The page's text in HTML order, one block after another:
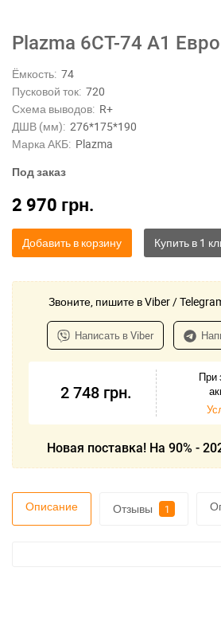
Plazma 6СТ-74 А1 Eвро
Ёмкость: 74
Пусковой ток: 720
Схема выводов: R+
ДШВ (мм): 276*175*190
Марка АКБ: Plazma
Под заказ
2 970 грн.
Добавить в корзину
Звоните, пишите в Viber /
Написать в Viber
2 748 грн.
При
Новая поставка! На 90% -
Описание Отзывы 1